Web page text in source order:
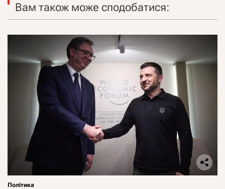
Вам також може сподобатися:
Політика